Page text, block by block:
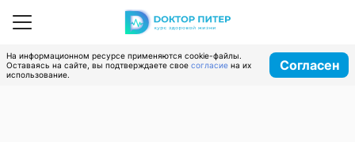
На информационном ресурсе применяются cookie-файлы.
Оставаясь на сайте, вы подтверждаете свое согласие на их
использование.
Согласен